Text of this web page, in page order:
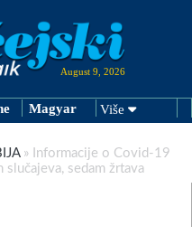
August 9, 2026
Magyar Više
» Informacije o Covid-19
sedam žrtava